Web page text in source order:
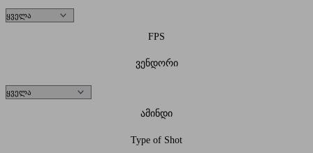
FPS
ვენდორი
ამინდი
Type of Shot